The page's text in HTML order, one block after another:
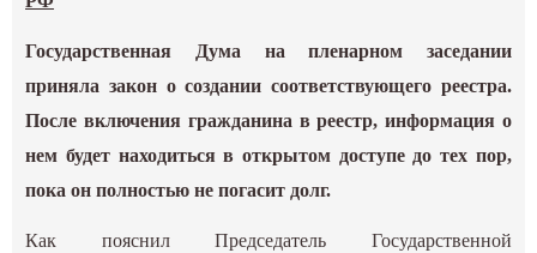
Государственная Дума на пленарном заседании
приняла закон о создании соответствующего реестра.
После включения гражданина в реестр, информация о
нем будет находиться в открытом доступе до тех пор,
пока он полностью не погасит долг.
Как пояснил Председатель Государственной